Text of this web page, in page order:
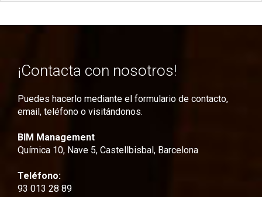
¡Contacta con nosotros!
Puedes hacerlo mediante el formulario de contacto,
email, teléfono o visitándonos.
BIM Management
Química 10, Nave 5, Castellbisbal, Barcelona
Teléfono:
93 013 28 89